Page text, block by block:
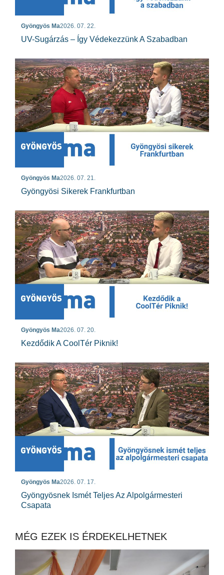
Gyöngyös Ma2026. 07. 22.
UV-Sugárzás – Így Védekezzünk A Szabadban
Gyöngyös Ma2026. 07. 21.
Gyöngyösi Sikerek Frankfurtban
Gyöngyös Ma2026. 07. 20.
Kezdődik A CoolTér Piknik!
Gyöngyös Ma2026. 07. 17.
Gyöngyösnek Ismét Teljes Az Alpolgármesteri
Csapata
MÉG EZEK IS ÉRDEKELHETNEK